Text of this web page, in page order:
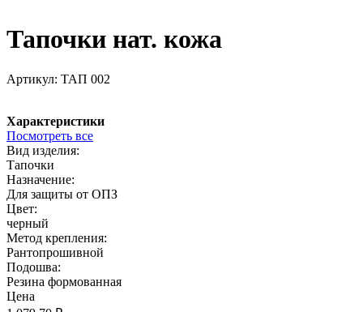
Тапочки нат. кожа
Артикул: ТАП 002
Характеристики
Посмотреть все
Вид изделия:
Тапочки
Назначение:
Для защиты от ОПЗ
Цвет:
черный
Метод крепления:
Рантопрошивной
Подошва:
Резина формованная
Цена